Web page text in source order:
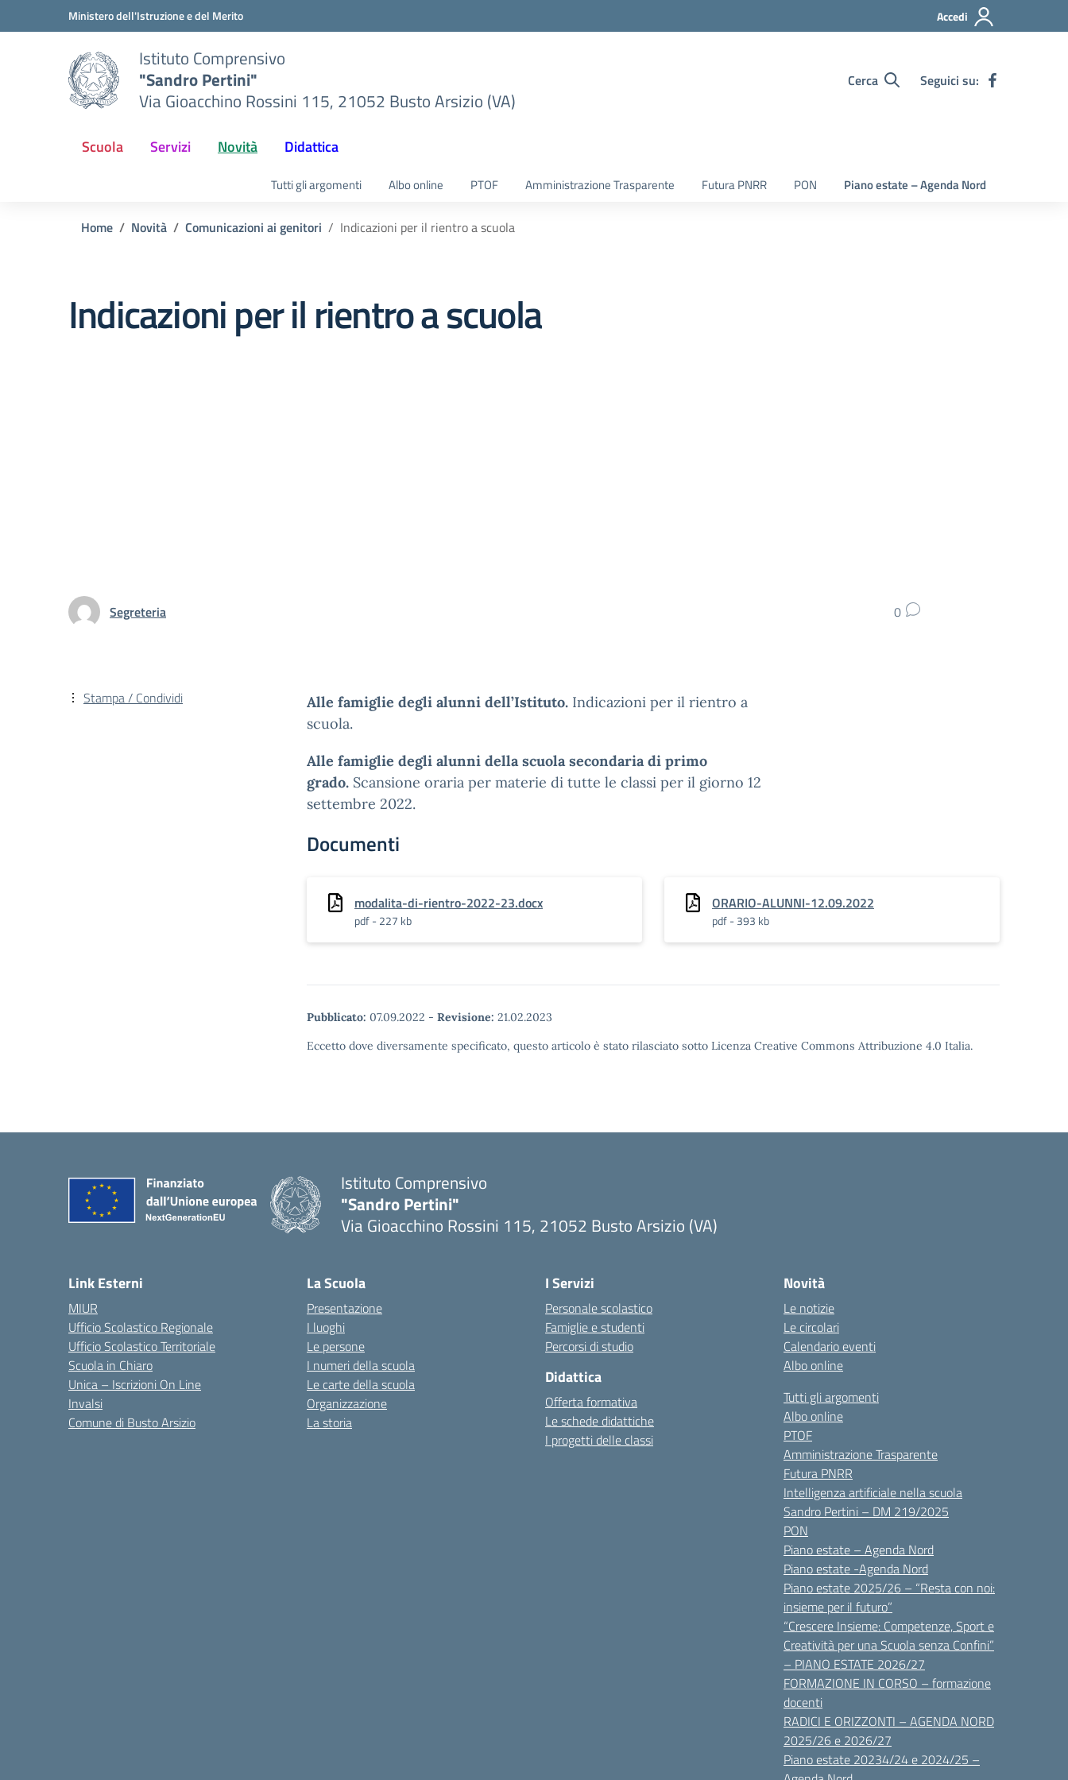
Vai ai contenuti
Vai al menu di navigazioneMinistero dell'Istruzione e del Merito Accedi
Istituto Comprensivo
"Sandro Pertini"
Via Gioacchino Rossini 115, 21052 Busto Arsizio (VA)
Cerca Seguici su:
Scuola Servizi Novità Didattica
Tutti gli argomenti Albo online PTOF Amministrazione Trasparente Futura PNRR PON Piano estate – Agenda Nord
Home Novità Comunicazioni ai genitori Indicazioni per il rientro a scuola
Indicazioni per il rientro a scuola
Segreteria 0
Alle famiglie degli alunni dell’Istituto. Indicazioni per il rientro a
scuola.
Alle famiglie degli alunni della scuola secondaria di primo
grado. Scansione oraria per materie di tutte le classi per il giorno 12
settembre 2022.
Documenti
modalita-di-rientro-2022-23.docx
pdf - 227 kb
ORARIO-ALUNNI-12.09.2022
pdf - 393 kb
Pubblicato: 07.09.2022 - Revisione: 21.02.2023
Eccetto dove diversamente specificato, questo articolo è stato rilasciato sotto Licenza Creative Commons Attribuzione 4.0 Italia.
Stampa / Condividi
Istituto Comprensivo
"Sandro Pertini"
Via Gioacchino Rossini 115, 21052 Busto Arsizio (VA)
Link Esterni
MIUR
Ufficio Scolastico Regionale
Ufficio Scolastico Territoriale
Scuola in Chiaro
Unica – Iscrizioni On Line
Invalsi
Comune di Busto Arsizio
La Scuola
Presentazione
I luoghi
Le persone
I numeri della scuola
Le carte della scuola
Organizzazione
La storia
I Servizi
Personale scolastico
Famiglie e studenti
Percorsi di studio
Didattica
Offerta formativa
Le schede didattiche
I progetti delle classi
Novità
Le notizie
Le circolari
Calendario eventi
Albo online
Tutti gli argomenti
Albo online
PTOF
Amministrazione Trasparente
Futura PNRR
Intelligenza artificiale nella scuola
Sandro Pertini – DM 219/2025
PON
Piano estate – Agenda Nord
Piano estate -Agenda Nord
Piano estate 2025/26 – “Resta con noi:
insieme per il futuro”
“Crescere Insieme: Competenze, Sport e
Creatività per una Scuola senza Confini”
– PIANO ESTATE 2026/27
FORMAZIONE IN CORSO – formazione
docenti
RADICI E ORIZZONTI – AGENDA NORD
2025/26 e 2026/27
Piano estate 20234/24 e 2024/25 –